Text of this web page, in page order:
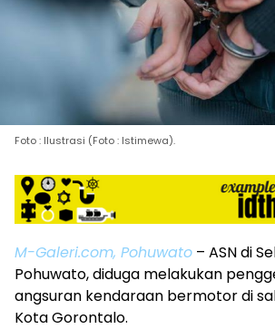
Foto : Ilustrasi (Foto : Istimewa).
M-Galeri.com, Pohuwato – ASN di
Pohuwato, diduga melakukan
angsuran kendaraan bermotor di
Kota Gorontalo.